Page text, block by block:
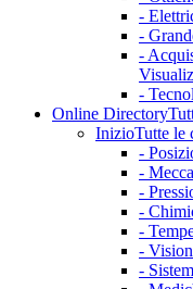
-
-
-
-
Online Directory
InizioTutte le
-
-
-
-
-
-
-